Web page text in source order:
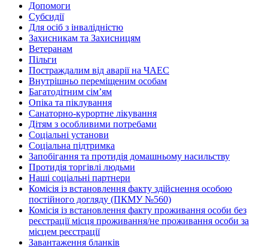
Допомоги
Субсидії
Для осіб з інвалідністю
Захисникам та Захисницям
Ветеранам
Пільги
Постраждалим від аварії на ЧАЕС
Внутрішньо переміщеним особам
Багатодітним сім’ям
Опіка та піклування
Санаторно-курортне лікування
Дітям з особливими потребами
Соціальні установи
Соціальна підтримка
Запобігання та протидія домашньому насильству
Протидія торгівлі людьми
Наші соціальні партнери
Комісія із встановлення факту здійснення особою
постійного догляду (ПКМУ №560)
Комісія із встановлення факту проживання особи без
реєстрації місця проживання/не проживання особи за
місцем реєстрації
Завантаження бланків